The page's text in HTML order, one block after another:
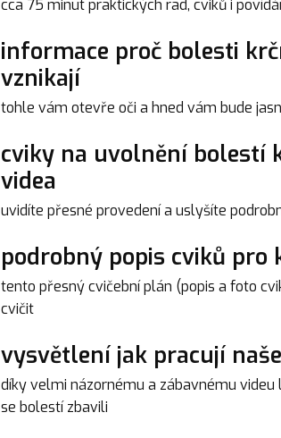
cca 75 minut praktických rad, cviků i
informace proč bolesti
vznikají
tohle vám otevře oči a hned vám bude
cviky na uvolnění bolestí
videa
uvidíte přesné provedení a uslyšíte
podrobný popis cviků pro
tento přesný cvičební plán (popis a foto
cvičit
vysvětlení jak pracují
díky velmi názornému a zábavnému
se bolestí zbavili